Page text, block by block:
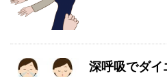
深呼吸でダイ